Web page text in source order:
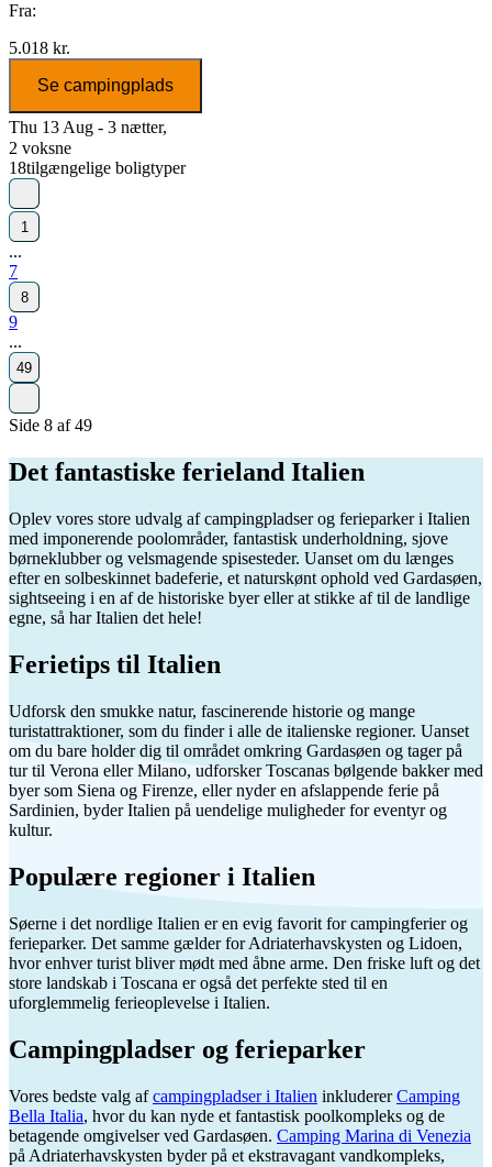
Fra:
5.018 kr.
Se campingplads
Thu 13 Aug - 3 nætter,
2 voksne
18tilgængelige boligtyper
1
...
7
8
9
...
49
Side 8 af 49
Det fantastiske ferieland Italien
Oplev vores store udvalg af campingpladser og ferieparker i Italien
med imponerende poolområder, fantastisk underholdning, sjove
børneklubber og velsmagende spisesteder. Uanset om du længes
efter en solbeskinnet badeferie, et naturskønt ophold ved Gardasøen,
sightseeing i en af de historiske byer eller at stikke af til de landlige
egne, så har Italien det hele!
Ferietips til Italien
Udforsk den smukke natur, fascinerende historie og mange
turistattraktioner, som du finder i alle de italienske regioner. Uanset
om du bare holder dig til området omkring Gardasøen og tager på
tur til Verona eller Milano, udforsker Toscanas bølgende bakker med
byer som Siena og Firenze, eller nyder en afslappende ferie på
Sardinien, byder Italien på uendelige muligheder for eventyr og
kultur.
Populære regioner i Italien
Søerne i det nordlige Italien er en evig favorit for campingferier og
ferieparker. Det samme gælder for Adriaterhavskysten og Lidoen,
hvor enhver turist bliver mødt med åbne arme. Den friske luft og det
store landskab i Toscana er også det perfekte sted til en
uforglemmelig ferieoplevelse i Italien.
Campingpladser og ferieparker
Vores bedste valg afcampingpladser i Italien inkludererCamping
Bella Italia, hvor du kan nyde et fantastisk poolkompleks og de
betagende omgivelser ved Gardasøen. Camping Marina di Venezia
på Adriaterhavskysten byder på et ekstravagant vandkompleks,